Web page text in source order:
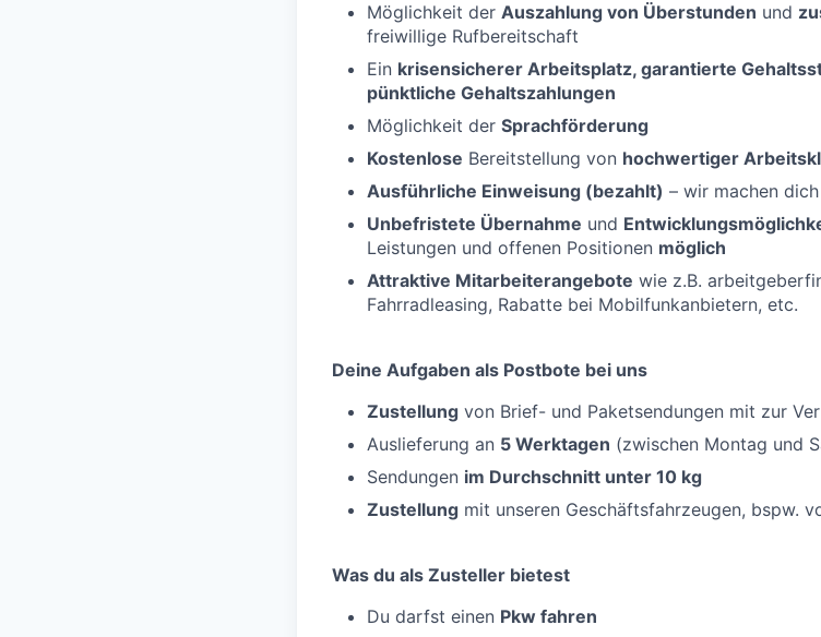
Möglichkeit der Auszahlung von Überstunden und
freiwillige Rufbereitschaft
Ein krisensicherer Arbeitsplatz, garantierte
pünktliche Gehaltszahlungen
Möglichkeit der Sprachförderung
Kostenlose Bereitstellung von hochwertiger
Ausführliche Einweisung (bezahlt) – wir machen
Unbefristete Übernahme und
Leistungen und offenen Positionen möglich
Attraktive Mitarbeiterangebote wie z.B.
Fahrradleasing, Rabatte bei Mobilfunkanbietern, etc.
Deine Aufgaben als Postbote bei uns
Zustellung von Brief- und Paketsendungen mit zur
Auslieferung an 5 Werktagen (zwischen Montag und
Sendungen im Durchschnitt unter 10 kg
Zustellung mit unseren Geschäftsfahrzeugen, bspw.
Was du als Zusteller bietest
Du darfst einen Pkw fahren